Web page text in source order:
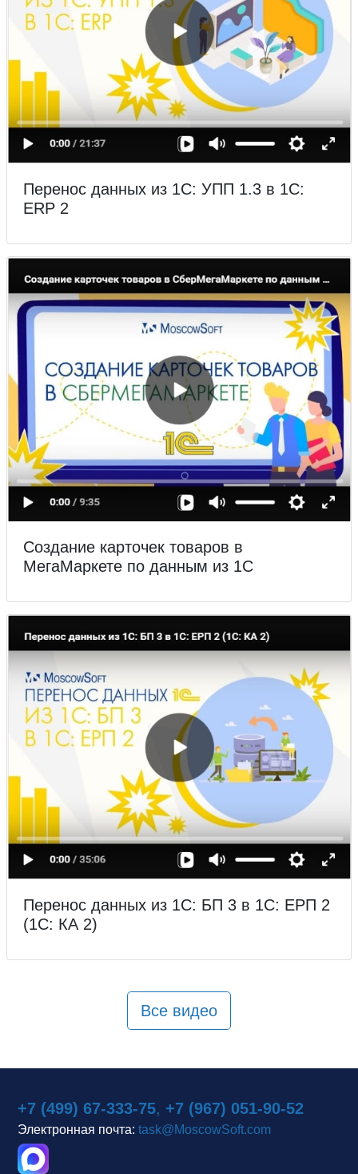
Перенос данных из 1С: УПП 1.3 в 1С:
ERP 2
Создание карточек товаров в
МегаМаркете по данным из 1С
Перенос данных из 1С: БП 3 в 1С: ЕРП 2
(1С: КА 2)
Все видео
+7 (499) 67-333-75, +7 (967) 051-90-52
Электронная почта: task@MoscowSoft.com